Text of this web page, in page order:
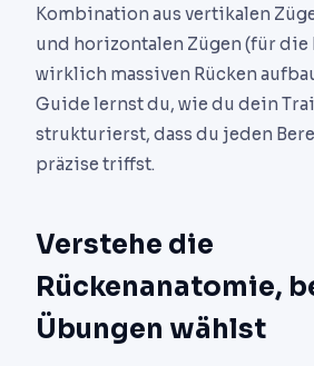
Kombination aus vertikalen
und horizontalen Zügen (für die
wirklich massiven Rücken
Guide lernst du, wie du dein
strukturierst, dass du jeden
präzise triffst.
Verstehe die
Rückenanatomie,
Übungen wählst